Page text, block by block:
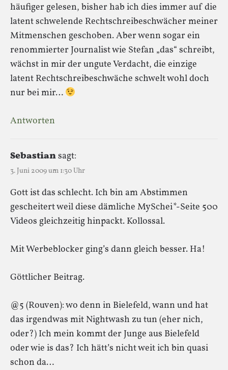
häufiger gelesen, bisher hab ich dies immer auf die
latent schwelende Rechtschreibeschwächer meiner
Mitmenschen geschoben. Aber wenn sogar ein
renommierter Journalist wie Stefan „das“ schreibt,
wächst in mir der ungute Verdacht, die einzige
latent Rechtschreibeschwäche schwelt wohl doch
nur bei mir…
Antworten
Sebastiansagt:
3. Juni 2009 um 1:30 Uhr
Gott ist das schlecht. Ich bin am Abstimmen
gescheitert weil diese dämliche MySchei*-Seite 500
Videos gleichzeitig hinpackt. Kollossal.
Mit Werbeblocker ging’s dann gleich besser. Ha!
Göttlicher Beitrag.
@5 (Rouven): wo denn in Bielefeld, wann und hat
das irgendwas mit Nightwash zu tun (eher nich,
oder?) Ich mein kommt der Junge aus Bielefeld
oder wie is das? Ich hätt’s nicht weit ich bin quasi
schon da…